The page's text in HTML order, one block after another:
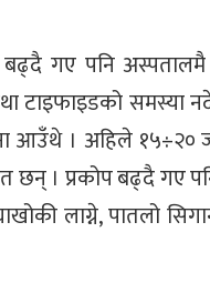
बढ्दै गए पनि
टाइफाइडको
आउँथे । अहिले १५÷२०
छन् । प्रकोप बढ्दै गए
लाग्ने, पातलो